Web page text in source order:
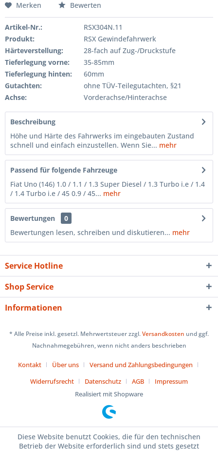
Merken Bewerten
Artikel-Nr.:
RSX304N.11
Produkt:
RSX Gewindefahrwerk
Härteverstellung:
28-fach auf Zug-/Druckstufe
Tieferlegung vorne:
35-85mm
Tieferlegung hinten:
60mm
Gutachten:
ohne TÜV-Teilegutachten, §21
Achse:
Vorderachse/Hinterachse
Beschreibung
Höhe und Härte des Fahrwerks im eingebauten Zustand
schnell und einfach einzustellen. Wenn Sie... mehr
Passend für folgende Fahrzeuge
Fiat Uno (146) 1.0 / 1.1 / 1.3 Super Diesel / 1.3 Turbo i.e / 1.4
/ 1.4 Turbo i.e / 45 0.9 / 45... mehr
Bewertungen
0
Bewertungen lesen, schreiben und diskutieren... mehr
Service Hotline
Shop Service
Informationen
* Alle Preise inkl. gesetzl. Mehrwertsteuer zzgl.Versandkosten und ggf.
Nachnahmegebühren, wenn nicht anders beschrieben
Kontakt Über uns
Versand und Zahlungsbedingungen
Widerrufsrecht
Datenschutz AGB
Impressum
Realisiert mit Shopware
Diese Website benutzt Cookies, die für den technischen
Betrieb der Website erforderlich sind und stets gesetzt